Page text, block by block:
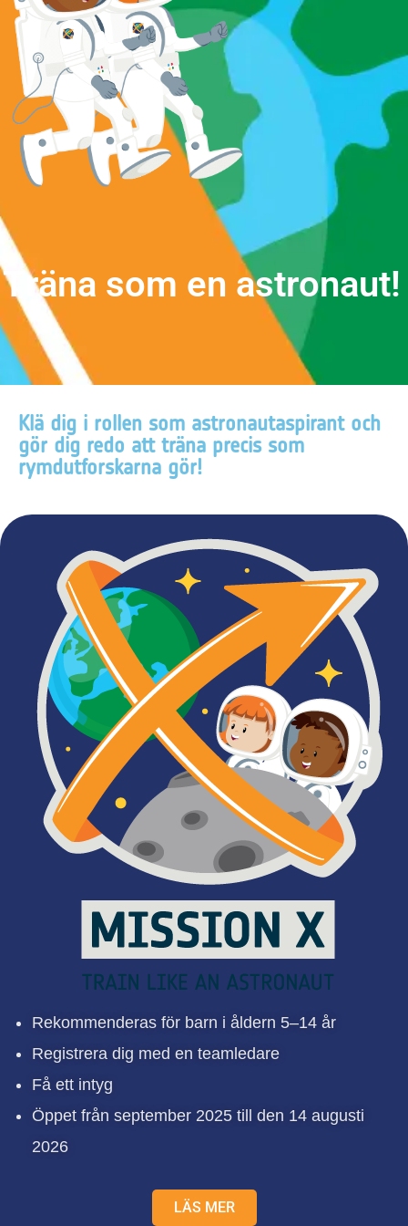
Träna som en astronaut!
Klä dig i rollen som astronautaspirant och
gör dig redo att träna precis som
rymdutforskarna gör!
Rekommenderas för barn i åldern 5–14 år
Registrera dig med en teamledare
Få ett intyg
Öppet från september 2025 till den 14 augusti
2026
LÄS MER